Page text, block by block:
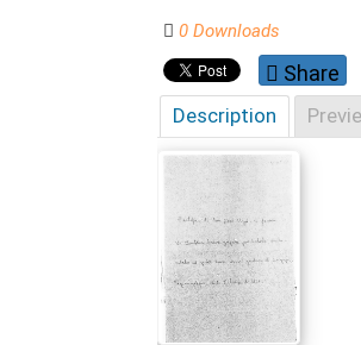
0 Downloads
Share
Description